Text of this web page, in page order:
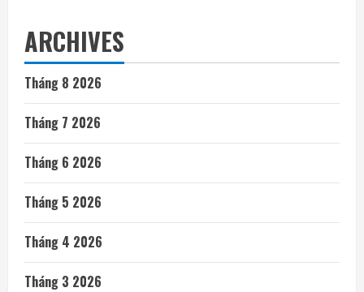
ARCHIVES
Tháng 8 2026
Tháng 7 2026
Tháng 6 2026
Tháng 5 2026
Tháng 4 2026
Tháng 3 2026